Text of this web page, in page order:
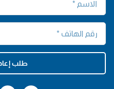
طلب